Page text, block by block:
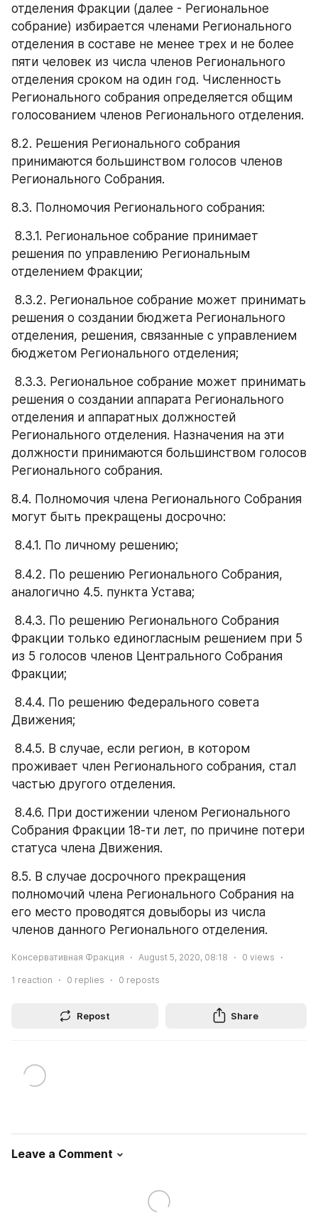
отделения Фракции (далее - Региональное
собрание) избирается членами Регионального
отделения в составе не менее трех и не более
пяти человек из числа членов Регионального
отделения сроком на один год. Численность
Регионального собрания определяется общим
8.2. Решения Регионального собрания
принимаются большинством голосов членов
Регионального Собрания.
8.3. Полномочия Регионального собрания:
решения по управлению Региональным
отделением Фракции;
решения о создании бюджета Регионального
отделения, решения, связанные с управлением
бюджетом Регионального отделения;
решения о создании аппарата Регионального
отделения и аппаратных должностей
Регионального отделения. Назначения на эти
должности принимаются большинством голосов
Регионального собрания.
8.4. Полномочия члена Регионального Собрания
могут быть прекращены досрочно:
8.4.1. По личному решению;
аналогично 4.5. пункта Устава;
Фракции только единогласным решением при 5
из 5 голосов членов Центрального Собрания
Фракции;
Движения;
проживает член Регионального собрания, стал
частью другого отделения.
Собрания Фракции 18-ти лет, по причине потери
статуса члена Движения.
8.5. В случае досрочного прекращения
полномочий члена Регионального Собрания на
его место проводятся довыборы из числа
членов данного Регионального отделения.
Консервативная Фракция August 5, 2020, 08:18 0 views
1 reaction 0 replies 0 reposts
Repost Share
Leave a Comment